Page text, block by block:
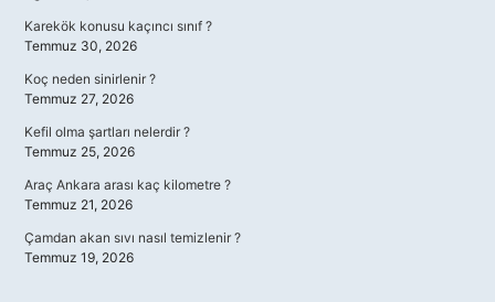
Karekök konusu kaçıncı sınıf ?
Temmuz 30, 2026
Koç neden sinirlenir ?
Temmuz 27, 2026
Kefil olma şartları nelerdir ?
Temmuz 25, 2026
Araç Ankara arası kaç kilometre ?
Temmuz 21, 2026
Çamdan akan sıvı nasıl temizlenir ?
Temmuz 19, 2026